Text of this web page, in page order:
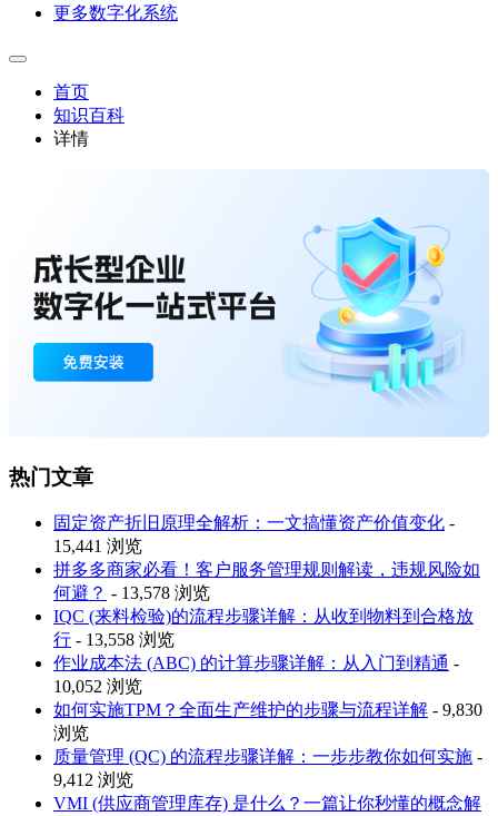
更多数字化系统
首页
知识百科
详情
热门文章
固定资产折旧原理全解析：一文搞懂资产价值变化 -
15,441 浏览
拼多多商家必看！客户服务管理规则解读，违规风险如
何避？ - 13,578 浏览
IQC (来料检验)的流程步骤详解：从收到物料到合格放
行 - 13,558 浏览
作业成本法 (ABC) 的计算步骤详解：从入门到精通 -
10,052 浏览
如何实施TPM？全面生产维护的步骤与流程详解 - 9,830
浏览
质量管理 (QC) 的流程步骤详解：一步步教你如何实施 -
9,412 浏览
VMI (供应商管理库存) 是什么？一篇让你秒懂的概念解